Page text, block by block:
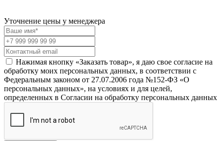
Уточнение цены у менеджера
Нажимая кнопку «Заказать товар», я даю свое согласие на
обработку моих персональных данных, в соответствии с
Федеральным законом от 27.07.2006 года №152-ФЗ «О
персональных данных», на условиях и для целей,
определенных в Согласии на обработку персональных данных